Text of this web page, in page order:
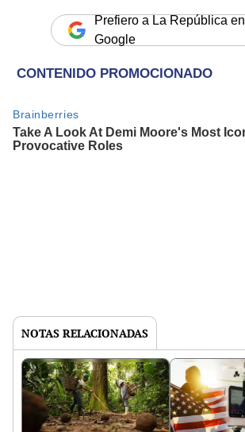
Prefiero a La República en
Google
NOTAS RELACIONADAS